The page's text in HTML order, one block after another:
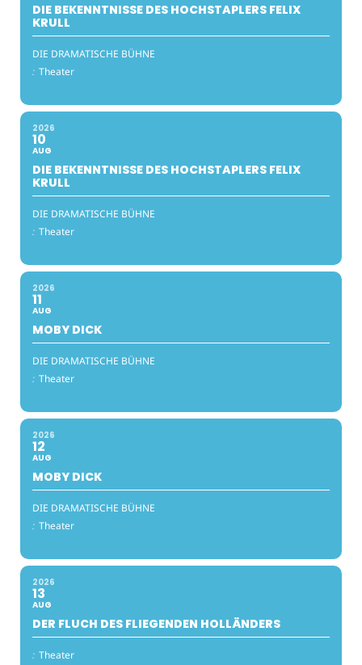
DIE BEKENNTNISSE DES HOCHSTAPLERS FELIX
KRULL
DIE DRAMATISCHE BÜHNE
: Theater
2026
10
AUG
DIE BEKENNTNISSE DES HOCHSTAPLERS FELIX
KRULL
DIE DRAMATISCHE BÜHNE
: Theater
2026
11
AUG
MOBY DICK
DIE DRAMATISCHE BÜHNE
: Theater
2026
12
AUG
MOBY DICK
DIE DRAMATISCHE BÜHNE
: Theater
2026
13
AUG
DER FLUCH DES FLIEGENDEN HOLLÄNDERS
: Theater